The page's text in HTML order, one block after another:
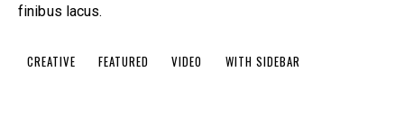
finibus lacus.
CREATIVE FEATURED VIDEO WITH SIDEBAR